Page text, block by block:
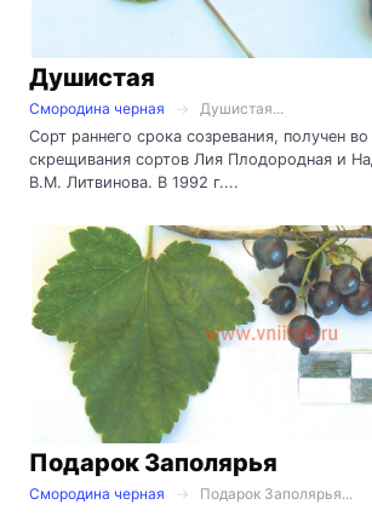
Душистая
Смородина черная
Душистая...
Сорт раннего срока созревания, получен
скрещивания сортов Лия Плодородная и
В.М. Литвинова. В 1992 г....
Подарок Заполярья
Смородина черная
Подарок Заполярья...